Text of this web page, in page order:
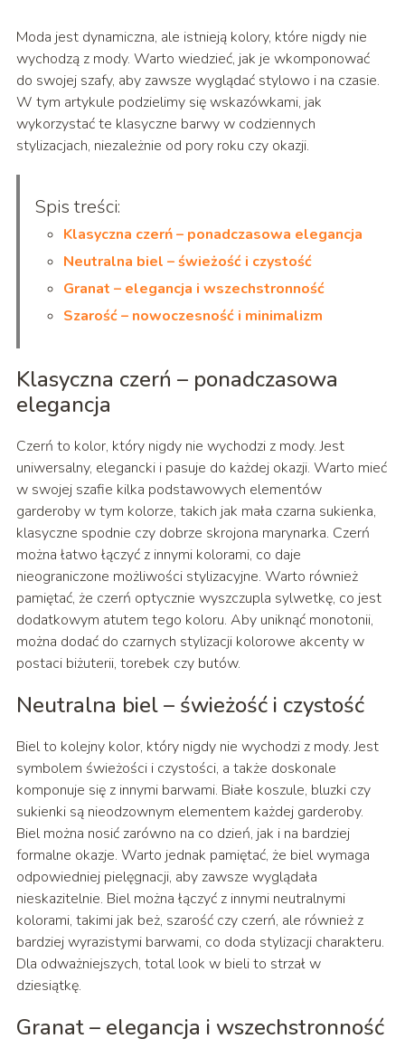
Moda jest dynamiczna, ale istnieją kolory, które nigdy nie
wychodzą z mody. Warto wiedzieć, jak je wkomponować
do swojej szafy, aby zawsze wyglądać stylowo i na czasie.
W tym artykule podzielimy się wskazówkami, jak
wykorzystać te klasyczne barwy w codziennych
stylizacjach, niezależnie od pory roku czy okazji.
Spis treści:
Klasyczna czerń – ponadczasowa elegancja
Neutralna biel – świeżość i czystość
Granat – elegancja i wszechstronność
Szarość – nowoczesność i minimalizm
Klasyczna czerń – ponadczasowa
elegancja
Czerń to kolor, który nigdy nie wychodzi z mody. Jest
uniwersalny, elegancki i pasuje do każdej okazji. Warto mieć
w swojej szafie kilka podstawowych elementów
garderoby w tym kolorze, takich jak mała czarna sukienka,
klasyczne spodnie czy dobrze skrojona marynarka. Czerń
można łatwo łączyć z innymi kolorami, co daje
nieograniczone możliwości stylizacyjne. Warto również
pamiętać, że czerń optycznie wyszczupla sylwetkę, co jest
dodatkowym atutem tego koloru. Aby uniknąć monotonii,
można dodać do czarnych stylizacji kolorowe akcenty w
postaci biżuterii, torebek czy butów.
Neutralna biel – świeżość i czystość
Biel to kolejny kolor, który nigdy nie wychodzi z mody. Jest
symbolem świeżości i czystości, a także doskonale
komponuje się z innymi barwami. Białe koszule, bluzki czy
sukienki są nieodzownym elementem każdej garderoby.
Biel można nosić zarówno na co dzień, jak i na bardziej
formalne okazje. Warto jednak pamiętać, że biel wymaga
odpowiedniej pielęgnacji, aby zawsze wyglądała
nieskazitelnie. Biel można łączyć z innymi neutralnymi
kolorami, takimi jak beż, szarość czy czerń, ale również z
bardziej wyrazistymi barwami, co doda stylizacji charakteru.
Dla odważniejszych, total look w bieli to strzał w
dziesiątkę.
Granat – elegancja i wszechstronność